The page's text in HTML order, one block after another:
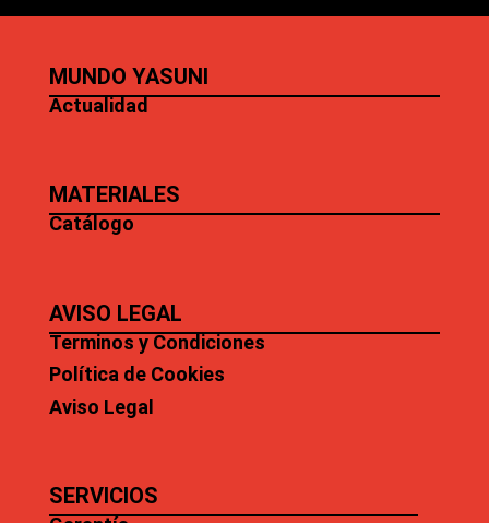
MUNDO YASUNI
Actualidad
MATERIALES
Catálogo
AVISO LEGAL
Terminos y Condiciones
Política de Cookies
Aviso Legal
SERVICIOS